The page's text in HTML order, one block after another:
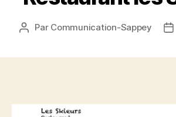
Auteur
Par Communication-Sappey